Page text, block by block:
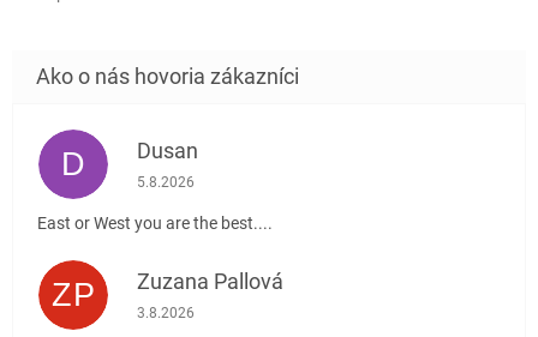
D Dusan
Hodnotenie obchodu je 5 z 5 hviezdičiek.
5.8.2026
East or West you are the best....
ZP Zuzana Pallová
Hodnotenie obchodu je 5 z 5 hviezdičiek.
3.8.2026